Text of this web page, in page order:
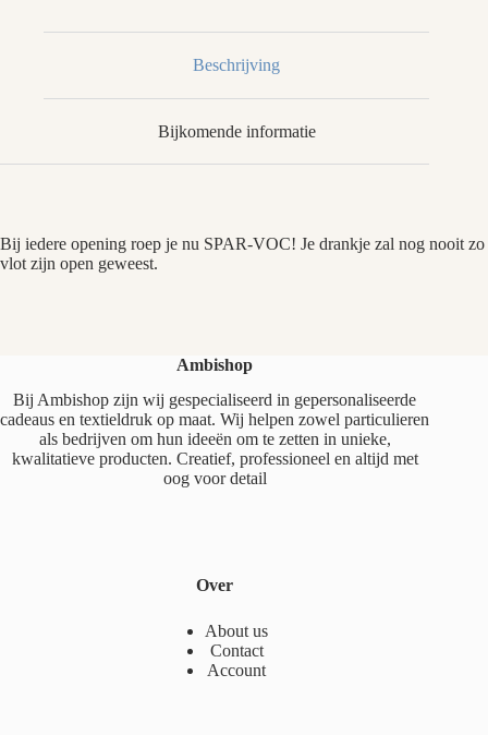
Beschrijving
Bijkomende informatie
Bij iedere opening roep je nu SPAR-VOC! Je drankje zal nog nooit zo
vlot zijn open geweest.
Ambishop
Bij Ambishop zijn wij gespecialiseerd in gepersonaliseerde
cadeaus en textieldruk op maat. Wij helpen zowel particulieren
als bedrijven om hun ideeën om te zetten in unieke,
kwalitatieve producten. Creatief, professioneel en altijd met
oog voor detail
Over
About us
Contact
Account